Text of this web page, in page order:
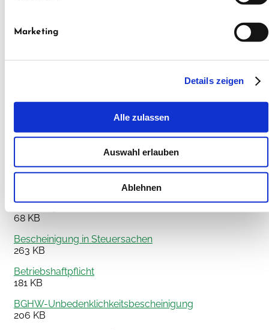
Marketing
Details zeigen
Alle zulassen
Auswahl erlauben
Ablehnen
DOWNLOADS MACHEN DAS LEBEN
Auszeichnung-CO2-Einsparung-2025-SAB.jpg
AGB
Bedienung, Wartung und Pflege
Befreiung SOKA-Bau
68 KB
Bescheinigung in Steuersachen
263 KB
Betriebshaftpflicht
181 KB
BGHW-Unbedenklichkeitsbescheinigung
206 KB